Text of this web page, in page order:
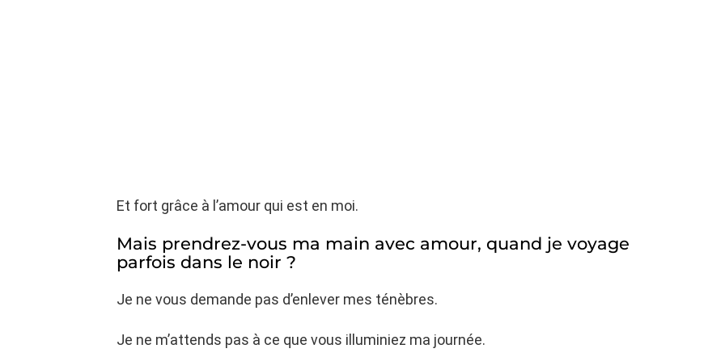
Et fort grâce à l’amour qui est en moi.
Mais prendrez-vous ma main avec amour, quand je voyage
parfois dans le noir ?
Je ne vous demande pas d’enlever mes ténèbres.
Je ne m’attends pas à ce que vous illuminiez ma journée.